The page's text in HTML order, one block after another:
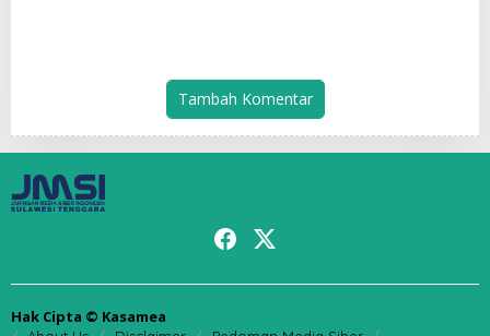
Tambah Komentar
Hak Cipta © Kasamea